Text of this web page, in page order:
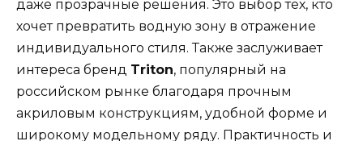
даже прозрачные решения. Это выбор тех, кто
хочет превратить водную зону в отражение
индивидуального стиля. Также заслуживает
интереса бренд Triton, популярный на
российском рынке благодаря прочным
акриловым конструкциям, удобной форме и
широкому модельному ряду. Практичность и